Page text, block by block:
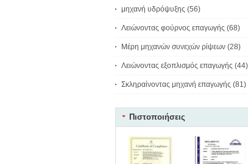
μηχανή υδρόψυξης (56)
Λειώνοντας φούρνος επαγωγής (68)
Μέρη μηχανών συνεχών ρίψεων (28)
Λειώνοντας εξοπλισμός επαγωγής (44)
Σκληραίνοντας μηχανή επαγωγής (81)
Πιστοποιήσεις